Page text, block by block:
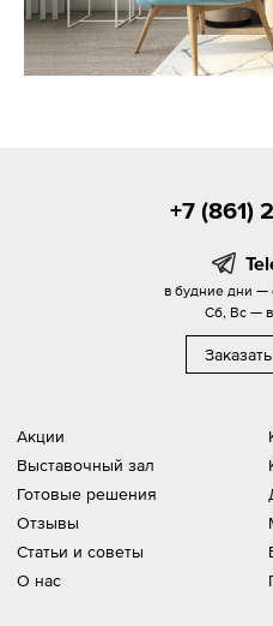
Акции
Выставочный зал
Готовые решения
Отзывы
Статьи и советы
О нас
+7 (861)
в будние дни —
Сб, Вс —